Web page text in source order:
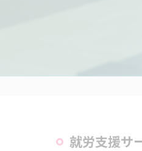
就労支援サ